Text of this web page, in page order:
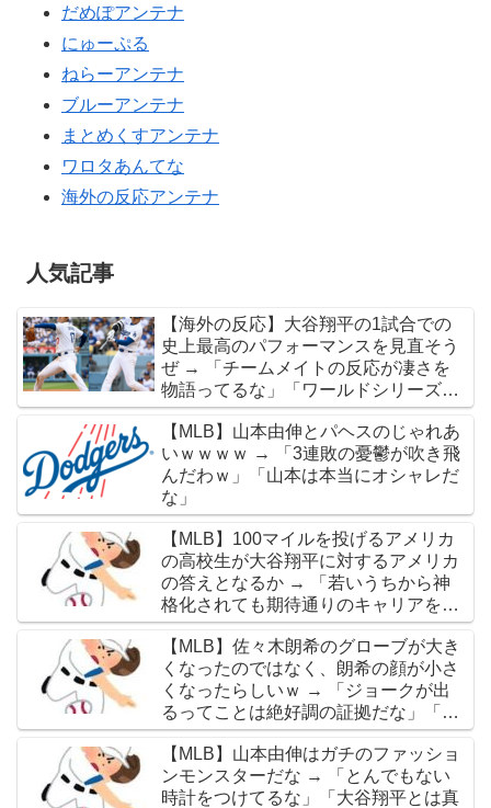
だめぽアンテナ
にゅーぷる
ねらーアンテナ
ブルーアンテナ
まとめくすアンテナ
ワロタあんてな
海外の反応アンテナ
人気記事
【海外の反応】大谷翔平の1試合での
史上最高のパフォーマンスを見直そう
ぜ → 「チームメイトの反応が凄さを
物語ってるな」「ワールドシリーズで
延長18回までいった試合も凄かった」
【MLB】山本由伸とパヘスのじゃれあ
いｗｗｗｗ → 「3連敗の憂鬱が吹き飛
んだわｗ」「山本は本当にオシャレだ
な」
【MLB】100マイルを投げるアメリカ
の高校生が大谷翔平に対するアメリカ
の答えとなるか → 「若いうちから神
格化されても期待通りのキャリアを築
けるのはほんの一握りだからな」「大
谷の名前を出したのはクリック数稼ぎ
でしかないわ」
【MLB】佐々木朗希のグローブが大き
くなったのではなく、朗希の顔が小さ
くなったらしいｗ → 「ジョークが出
るってことは絶好調の証拠だな」「癖
なのか精神的なものなのか分からない
がいい方向に進んだのはいいことだ」
【MLB】山本由伸はガチのファッショ
ンモンスターだな → 「とんでもない
時計をつけてるな」「大谷翔平とは真